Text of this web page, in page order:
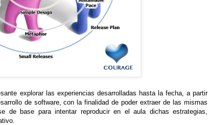
explorar las experiencias desarrolladas hasta la fecha, a partir
de software, con la finalidad de poder extraer de las mismas
de base para intentar reproducir en el aula dichas estrategias,